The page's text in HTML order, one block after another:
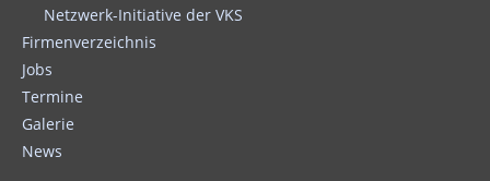
Netzwerk-Initiative der VKS
Firmenverzeichnis
Jobs
Termine
Galerie
News